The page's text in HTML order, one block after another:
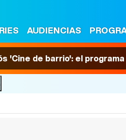
AUDIENCIAS
'Cine de barrio': el